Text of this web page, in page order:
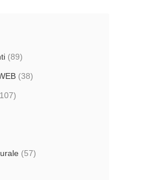
(89)
(38)
(57)